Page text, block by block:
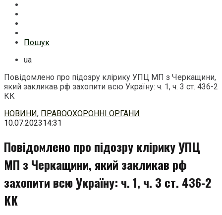
Пошук
ua
Повідомлено про підозру клірику УПЦ МП з Черкащини,
який закликав рф захопити всю Україну: ч. 1, ч. 3 ст. 436-2
КК
Перейти
до
НОВИНИ, ПРАВООХОРОННІ ОРГАНИ
10.07.202314:31
Повідомлено про підозру клірику УПЦ
МП з Черкащини, який закликав рф
захопити всю Україну: ч. 1, ч. 3 ст. 436-2
КК